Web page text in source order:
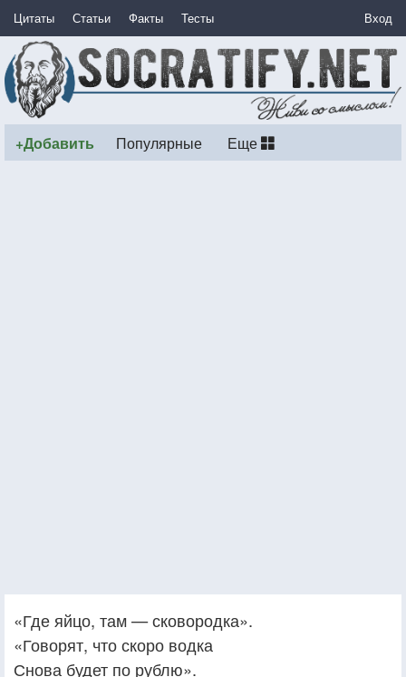
Цитаты Статьи Факты Тесты Вход
+Добавить Популярные Еще
«Где яйцо, там — сковородка».
«Говорят, что скоро водка
Снова будет по рублю».